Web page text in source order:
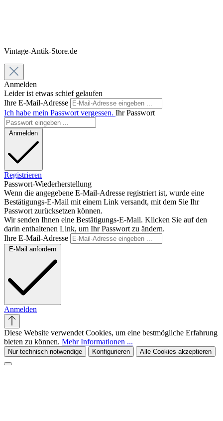
Vintage-Antik-Store.de
Anmelden
Leider ist etwas schief gelaufen
Ihre E-Mail-Adresse
Ich habe mein Passwort vergessen. Ihr Passwort
Anmelden
Registrieren
Passwort-Wiederherstellung
Wenn die angegebene E-Mail-Adresse registriert ist, wurde eine
Bestätigungs-E-Mail mit einem Link versandt, mit dem Sie Ihr
Passwort zurücksetzen können.
Wir senden Ihnen eine Bestätigungs-E-Mail. Klicken Sie auf den
darin enthaltenen Link, um Ihr Passwort zu ändern.
Ihre E-Mail-Adresse
E-Mail anfordern
Anmelden
Diese Website verwendet Cookies, um eine bestmögliche Erfahrung
bieten zu können. Mehr Informationen ...
Nur technisch notwendige Konfigurieren Alle Cookies akzeptieren